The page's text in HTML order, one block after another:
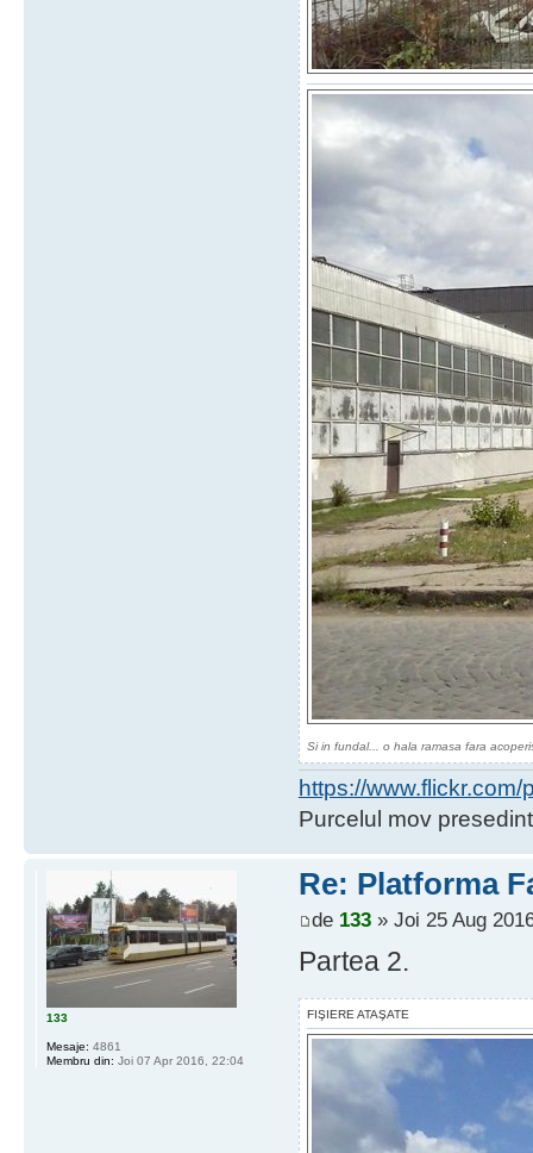
Si in fundal... o hala ramasa fara
https://
Purcelul mov
Re: Platforma
de 133» Joi 25 Aug
Partea 2.
FIŞIERE ATAŞATE
133
Mesaje: 4861
Membru din: Joi 07 Apr 2016, 22:04